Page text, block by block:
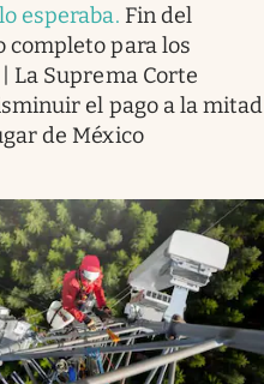
esperaba. Fin del
completo para los
La Suprema Corte
el pago a la mitad
de México